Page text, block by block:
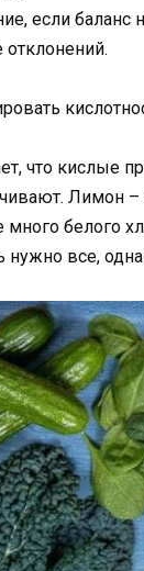
если
что кислые
Лимон
много белого
нужно все,